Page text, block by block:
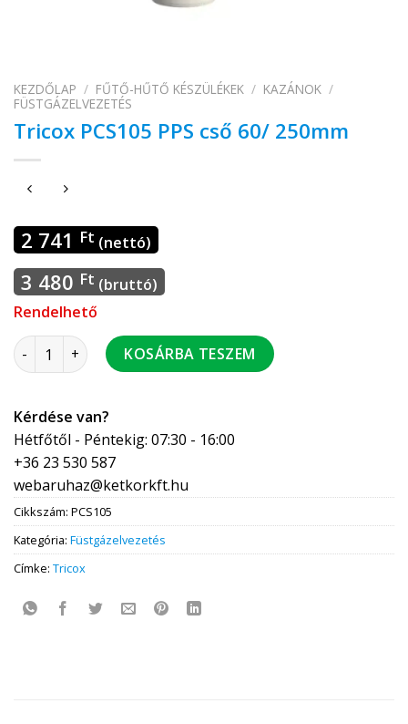
KEZDŐLAP / FŰTŐ-HŰTŐ KÉSZÜLÉKEK / KAZÁNOK /
FÜSTGÁZELVEZETÉS
Tricox PCS105 PPS cső 60/ 250mm
2 741 Ft (nettó)
3 480 Ft (bruttó)
Rendelhető
Tricox PCS105 PPS cső 60/ 250mm mennyiség
KOSÁRBA TESZEM
Kérdése van?
Hétfőtől - Péntekig: 07:30 - 16:00
+36 23 530 587
webaruhaz@ketkorkft.hu
Cikkszám: PCS105
Kategória: Füstgázelvezetés
Címke: Tricox